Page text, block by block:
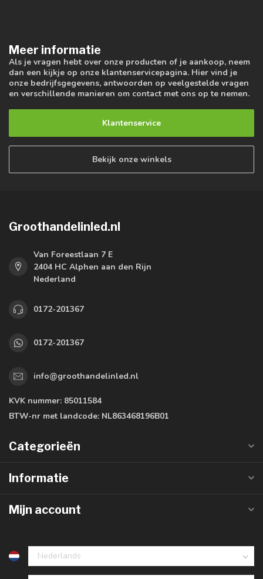
Meer informatie
Als je vragen hebt over onze producten of je aankoop, neem
dan een kijkje op onze klantenservicepagina. Hier vind je
onze bedrijfsgegevens, antwoorden op veelgestelde vragen
en verschillende manieren om contact met ons op te nemen.
Klantenservice
Bekijk onze winkels
Groothandelinled.nl
Van Foreestlaan 7 E
2404 HC Alphen aan den Rijn
Nederland
0172-201367
0172-201367
info@groothandelinled.nl
KVK nummer: 85011584
BTW-nr met landcode: NL863468196B01
Categorieën
Informatie
Mijn account